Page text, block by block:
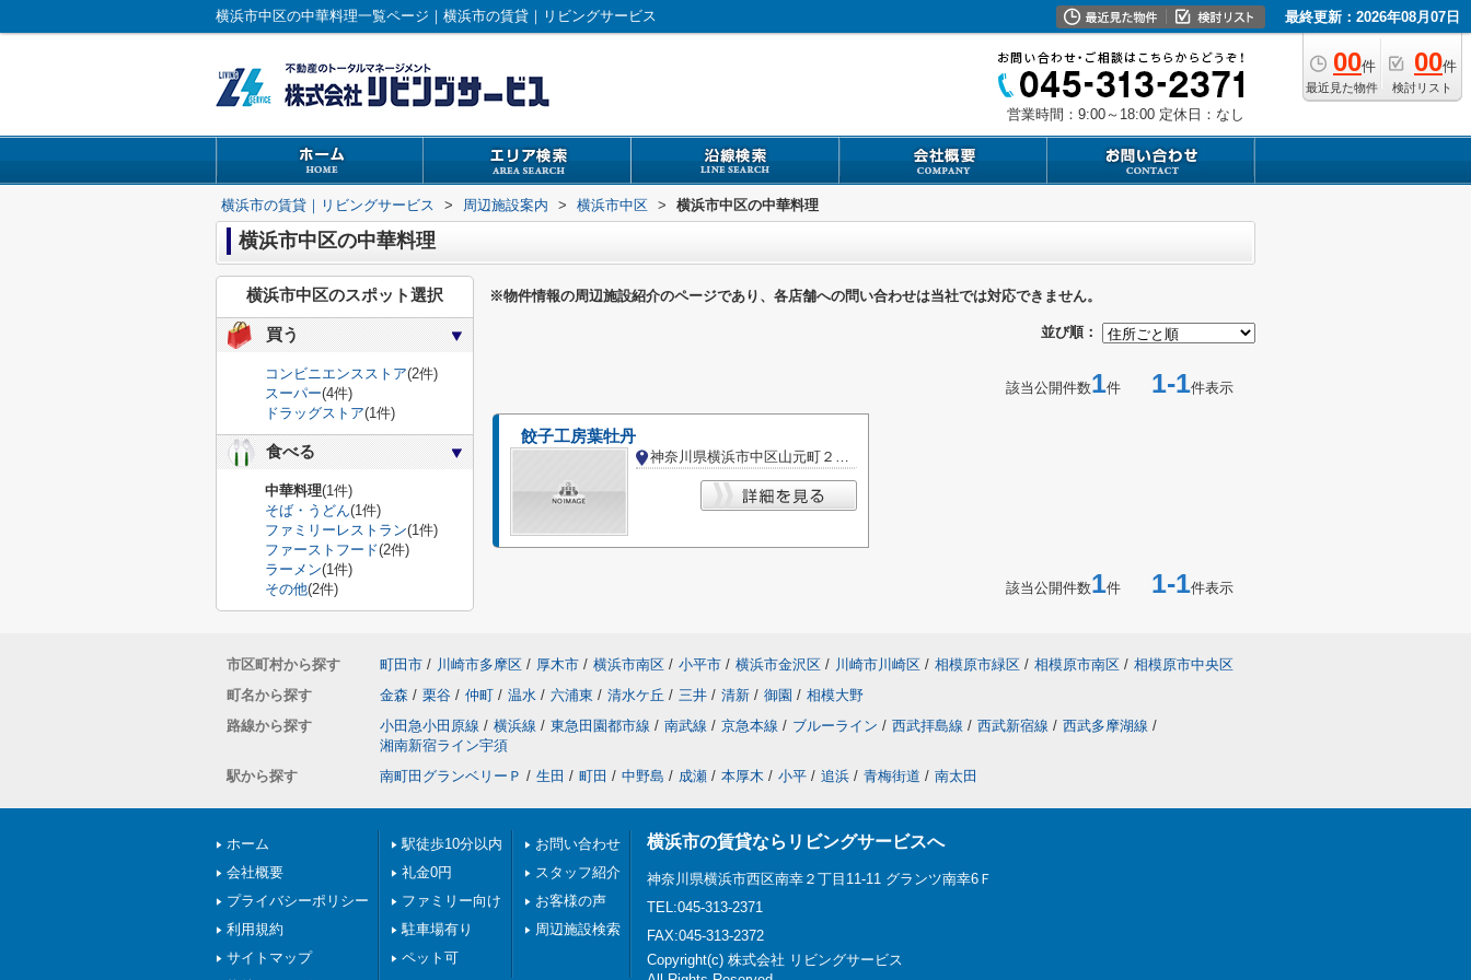
横浜市中区の中華料理一覧ページ｜横浜市の賃貸｜リビングサービス 最終更新：2026年08月07日
00件
最近見た物件
00件
検討リスト
営業時間：9:00～18:00 定休日：なし
横浜市の賃貸｜リビングサービス > 周辺施設案内 > 横浜市中区 > 横浜市中区の中華料理
横浜市中区の中華料理
※物件情報の周辺施設紹介のページであり、各店舗への問い合わせは当社では対応できません。
並び順：
該当公開件数1件 1-1件表示
餃子工房葉牡丹
神奈川県横浜市中区山元町２丁目
該当公開件数1件 1-1件表示
横浜市中区のスポット選択
買う
コンビニエンスストア(2件)
スーパー(4件)
ドラッグストア(1件)
食べる
中華料理(1件)
そば・うどん(1件)
ファミリーレストラン(1件)
ファーストフード(2件)
ラーメン(1件)
その他(2件)
市区町村から探す 町田市 / 川崎市多摩区 / 厚木市 / 横浜市南区 / 小平市 / 横浜市金沢区 / 川崎市川崎区 / 相模原市緑区 / 相模原市南区 / 相模原市中央区
町名から探す
金森 / 栗谷 / 仲町 / 温水 / 六浦東 / 清水ケ丘 / 三井 / 清新 / 御園 / 相模大野
路線から探す
小田急小田原線 / 横浜線 / 東急田園都市線 / 南武線 / 京急本線 / ブルーライン / 西武拝島線 / 西武新宿線 / 西武多摩湖線 /
湘南新宿ライン宇須
駅から探す
南町田グランベリーＰ / 生田 / 町田 / 中野島 / 成瀬 / 本厚木 / 小平 / 追浜 / 青梅街道 / 南太田
ホーム
会社概要
プライバシーポリシー
利用規約
サイトマップ
駅徒歩10分以内
礼金0円
ファミリー向け
駐車場有り
ペット可
お問い合わせ
スタッフ紹介
お客様の声
周辺施設検索
横浜市の賃貸ならリビングサービスへ
神奈川県横浜市西区南幸２丁目11-11 グランツ南幸6Ｆ
TEL:045-313-2371
FAX:045-313-2372
Copyright(c) 株式会社 リビングサービス